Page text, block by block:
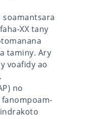
XX tany
taminy. Ary
voafidy ao
no